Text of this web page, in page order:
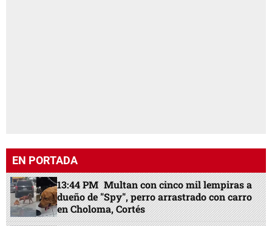
EN PORTADA
13:44 PM Multan con cinco mil lempiras a
dueño de "Spy", perro arrastrado con carro
en Choloma, Cortés